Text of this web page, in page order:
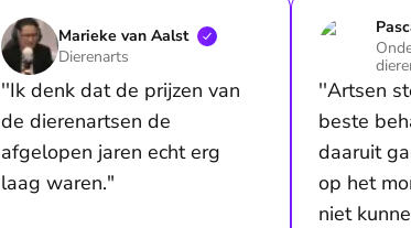
Marieke van Aalst
Dierenarts
''Ik denk dat de prijzen van
de dierenartsen de
afgelopen jaren echt erg
laag waren."
''Artsen
beste
daaruit
op het
niet